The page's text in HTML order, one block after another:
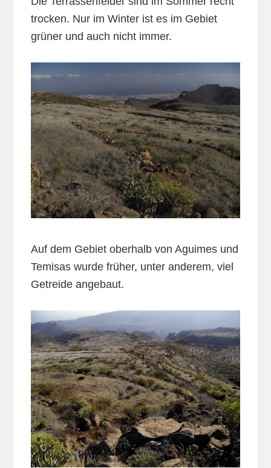
trocken. Nur im Winter ist es im Gebiet
grüner und auch nicht immer.
Auf dem Gebiet oberhalb von Aguimes und
Temisas wurde früher, unter anderem, viel
Getreide angebaut.